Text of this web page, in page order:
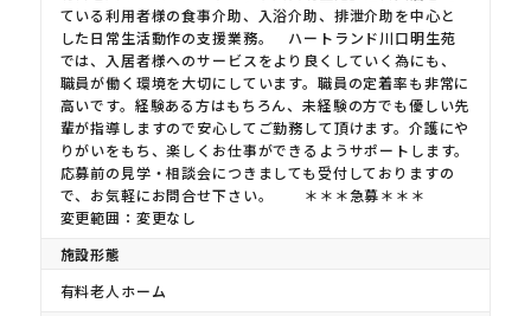
ている利用者様の食事介助、入浴介助、排泄介助を中心と
した日常生活動作の支援業務。 ハートランド川口明生苑
では、入居者様へのサービスをより良くしていく為にも、
職員が働く環境を大切にしています。職員の定着率も非常に
高いです。経験ある方はもちろん、未経験の方でも優しい先
輩が指導しますので安心してご勤務して頂けます。介護にや
りがいをもち、楽しくお仕事ができるようサポートします。
応募前の見学・相談会につきましても受付しておりますの
で、お気軽にお問合せ下さい。 ＊＊＊急募＊＊＊
変更範囲：変更なし
施設形態
有料老人ホーム